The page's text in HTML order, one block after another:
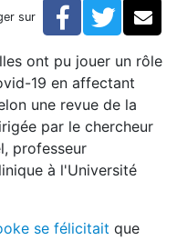
biologique et la
sur Facebook
ont pu jouer un rôle
19 en affectant
une revue de la
par le chercheur
professeur
à l'Université
se félicitait que